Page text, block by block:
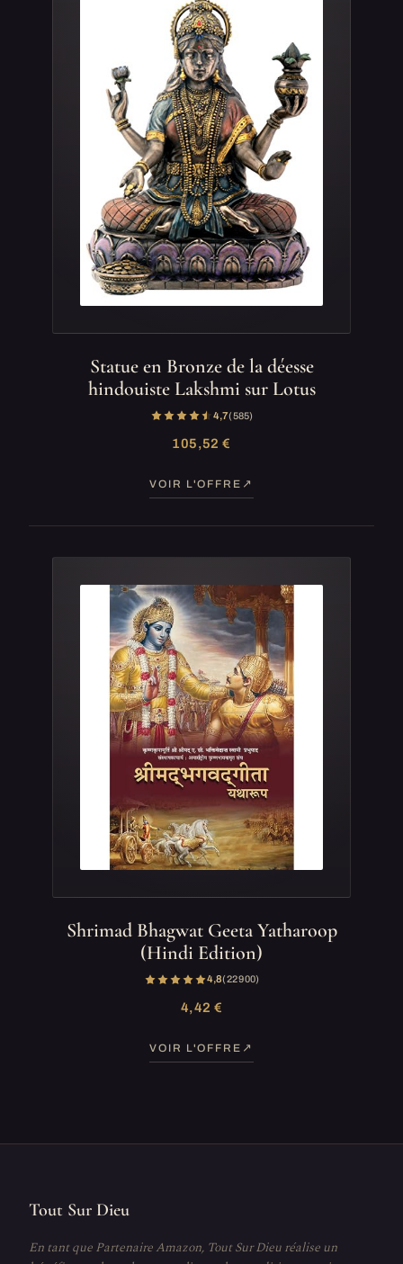
Statue en Bronze de la déesse
hindouiste Lakshmi sur Lotus
4,7(585)
105,52 €
VOIR L'OFFRE
Shrimad Bhagwat Geeta Yatharoop
(Hindi Edition)
4,8(22 900)
4,42 €
VOIR L'OFFRE
Tout Sur Dieu
En tant que Partenaire Amazon, Tout Sur Dieu réalise un